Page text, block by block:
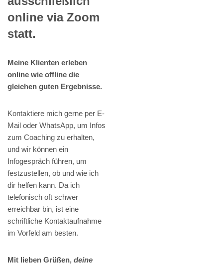
online via Zoom
statt.
Meine Klienten erleben
online wie offline die
gleichen guten Ergebnisse.
Kontaktiere mich gerne per E-
Mail oder WhatsApp, um Infos
zum Coaching zu erhalten,
und wir können ein
Infogespräch führen, um
festzustellen, ob und wie ich
dir helfen kann. Da ich
telefonisch oft schwer
erreichbar bin, ist eine
schriftliche Kontaktaufnahme
im Vorfeld am besten.
Mit lieben Grüßen, deine